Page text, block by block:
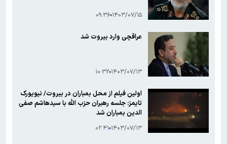
۱۴۰۳/۰۷/۱۵ ۰۹:۳۶
عراقچی وارد بیروت شد
۱۴۰۳/۰۷/۱۳ ۱۰:۳۲
اولین فیلم از محل بمباران در بیروت/ نیویورک
تایمز: جلسه رهبران حزب الله با سیدهاشم صفی
الدین بمباران شد
۱۴۰۳/۰۷/۱۳ ۰۲:۴۱